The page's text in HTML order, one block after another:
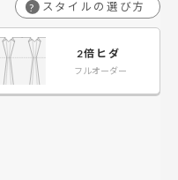
? スタイルの選び方
2倍ヒダ
フルオーダー